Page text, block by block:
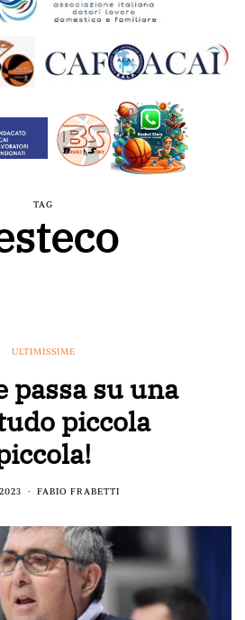
TAG
ULTIMISSIME
passa su una
piccola
FABIO FRABETTI